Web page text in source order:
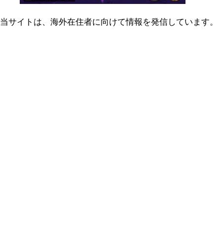
当サイトは、海外在住者に向けて情報を発信しています。